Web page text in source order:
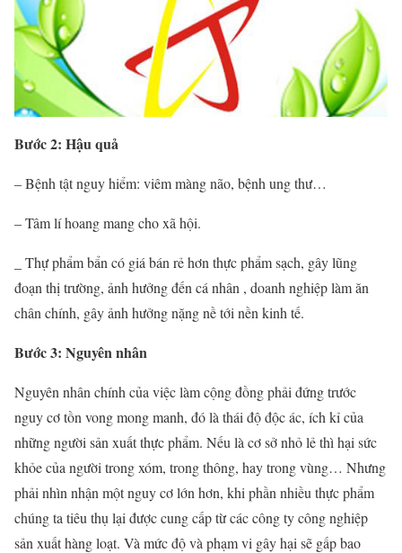
Bước 2: Hậu quả
– Bệnh tật nguy hiểm: viêm màng não, bệnh ung thư…
– Tâm lí hoang mang cho xã hội.
_ Thự phẩm bẩn có giá bán rẻ hơn thực phẩm sạch, gây lũng
đoạn thị trường, ảnh hưởng đến cá nhân , doanh nghiệp làm ăn
chân chính, gây ảnh hưởng nặng nề tới nền kinh tế.
Bước 3: Nguyên nhân
Nguyên nhân chính của việc làm cộng đồng phải đứng trước
nguy cơ tồn vong mong manh, đó là thái độ độc ác, ích kỉ của
những người sản xuất thực phẩm. Nếu là cơ sở nhỏ lẻ thì hại sức
khỏe của người trong xóm, trong thông, hay trong vùng… Nhưng
phải nhìn nhận một nguy cơ lớn hơn, khi phần nhiều thực phẩm
chúng ta tiêu thụ lại được cung cấp từ các công ty công nghiệp
sản xuất hàng loạt. Và mức độ và phạm vi gây hại sẽ gấp bao